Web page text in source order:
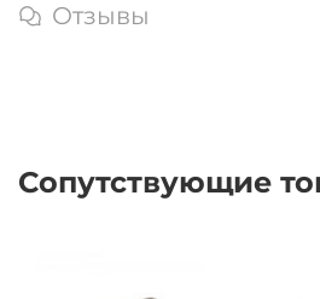
Отзывы
Сопутствующие